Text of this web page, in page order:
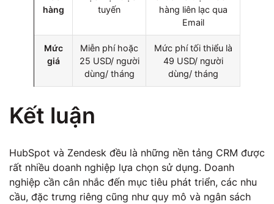
hàng
tuyến
hàng liên lạc qua
Email
Mức
giá
Miễn phí hoặc
25 USD/ người
dùng/ tháng
Mức phí tối thiểu là
49 USD/ người
dùng/ tháng
Kết luận
HubSpot và Zendesk đều là những nền tảng CRM được
rất nhiều doanh nghiệp lựa chọn sử dụng. Doanh
nghiệp cần cân nhắc đến mục tiêu phát triển, các nhu
cầu, đặc trưng riêng cũng như quy mô và ngân sách